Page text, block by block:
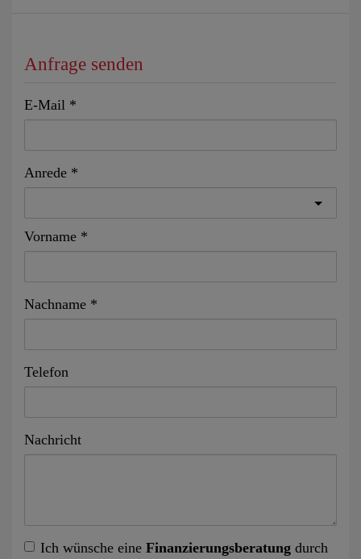
Anfrage senden
E-Mail
Anrede
Vorname
Nachname
Telefon
Nachricht
Ich wünsche eine Finanzierungsberatung durch